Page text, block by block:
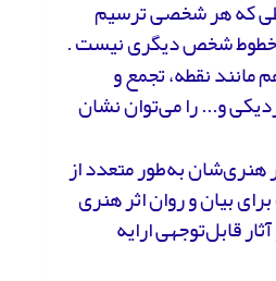
که هر شخصی ترسیم
خطوط شخص دیگری نیست .
مانند نقطه، تجمع و
و... را می‌توان نشان
هنری‌شان به‌طور متعدد از
بیان و روان اثر هنری
قابل‌توجهی ارایه